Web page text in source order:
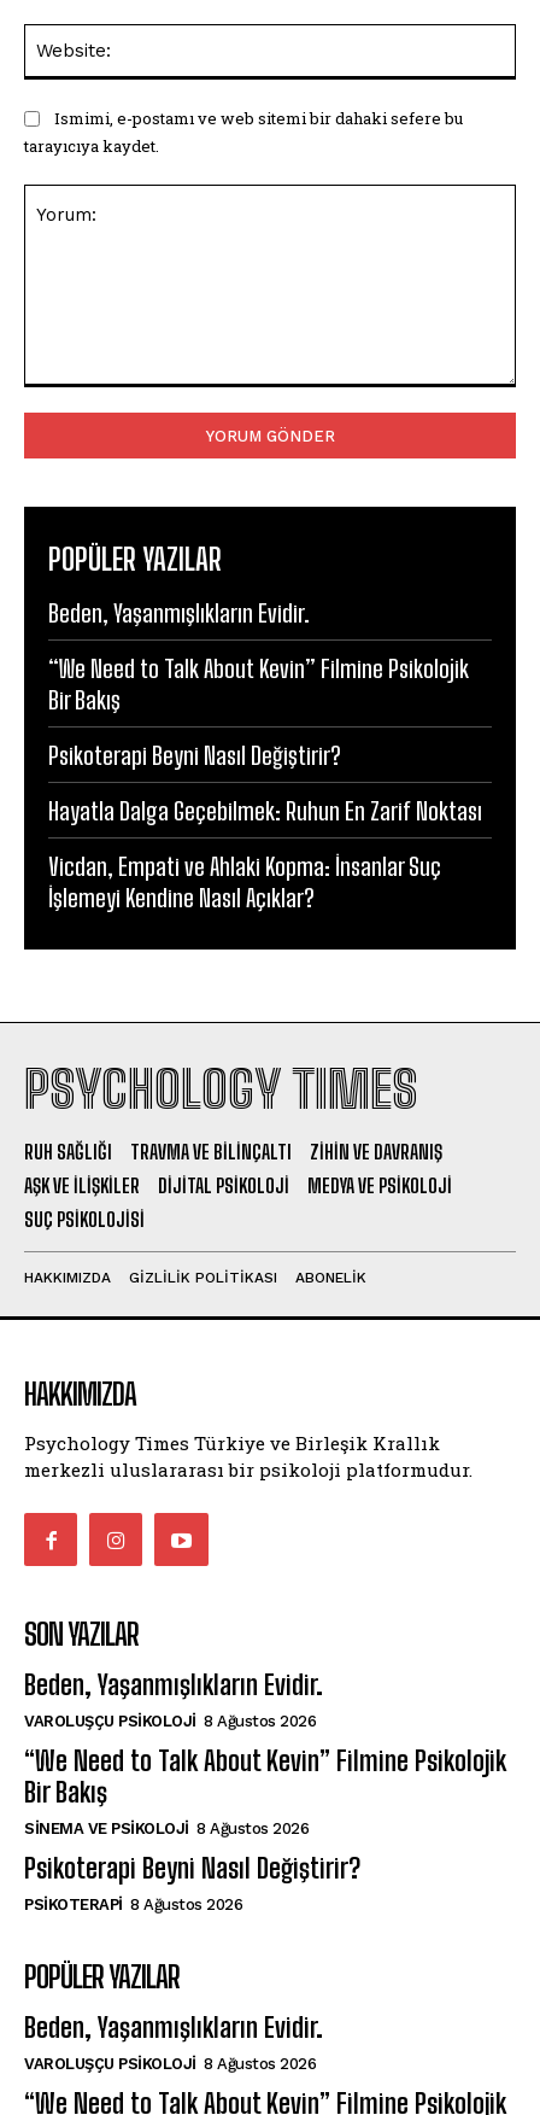
Ismimi, e-postamı ve web sitemi bir dahaki sefere bu
tarayıcıya kaydet.
POPÜLER YAZILAR
Beden, Yaşanmışlıkların Evidir.
“We Need to Talk About Kevin” Filmine Psikolojik
Bir Bakış
Psikoterapi Beyni Nasıl Değiştirir?
Hayatla Dalga Geçebilmek: Ruhun En Zarif Noktası
Vicdan, Empati ve Ahlaki Kopma: İnsanlar Suç
İşlemeyi Kendine Nasıl Açıklar?
PSYCHOLOGY TIMES
RUH SAĞLIĞI TRAVMA VE BILINÇALTI
ZIHIN VE DAVRANIŞ
AŞK VE İLIŞKILER
DIJITAL PSIKOLOJI
MEDYA VE PSIKOLOJI
SUÇ PSIKOLOJISI
HAKKIMIZDA GIZLILIK POLITIKASI ABONELIK
HAKKIMIZDA
Psychology Times Türkiye ve Birleşik Krallık
merkezli uluslararası bir psikoloji platformudur.
SON YAZILAR
Beden, Yaşanmışlıkların Evidir.
VAROLUŞÇU PSIKOLOJI 8 Ağustos 2026
“We Need to Talk About Kevin” Filmine Psikolojik
Bir Bakış
SINEMA VE PSIKOLOJI 8 Ağustos 2026
Psikoterapi Beyni Nasıl Değiştirir?
PSIKOTERAPI 8 Ağustos 2026
POPÜLER YAZILAR
Beden, Yaşanmışlıkların Evidir.
VAROLUŞÇU PSIKOLOJI 8 Ağustos 2026
“We Need to Talk About Kevin” Filmine Psikolojik